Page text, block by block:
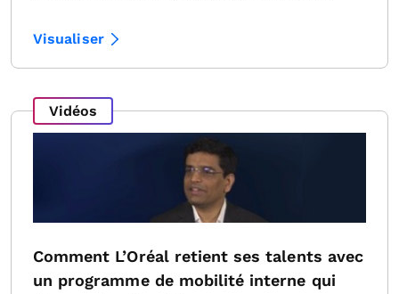
Visualiser
Vidéos
Comment L’Oréal retient ses talents avec
un programme de mobilité interne qui